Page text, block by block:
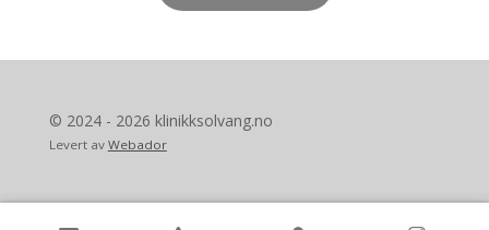
© 2024 - 2026 klinikksolvang.no
Levert av Webador